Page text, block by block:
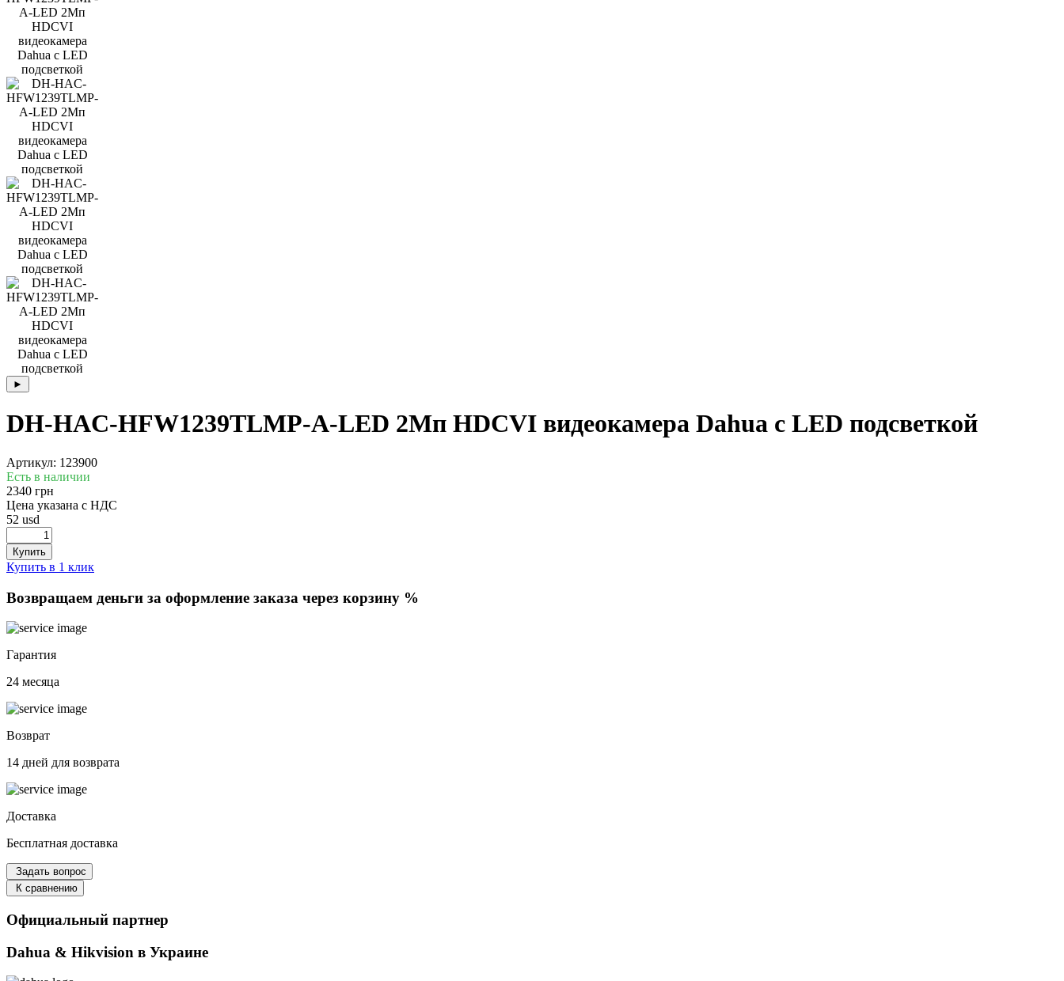
DH-HAC-HFW1239TLMP-A-LED 2Мп HDCVI видеокамера Dahua с LED подсветкой
Артикул: 123900
Есть в наличии
2340 грн
Цена указана с НДС
52 usd
Купить в 1 клик
Возвращаем деньги за оформление заказа через корзину %
Гарантия
24 месяца
Возврат
14 дней для возврата
Доставка
Бесплатная доставка
Задать вопрос
К сравнению
Официальный партнер
Dahua & Hikvision в Украине